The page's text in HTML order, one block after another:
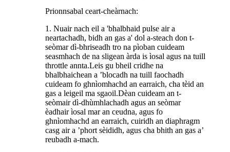
Prionnsabal ceart-cheàrnach:
1. Nuair nach eil a 'bhalbhaid pulse air a
neartachadh, bidh an gas a' dol a-steach don t-
seòmar dì-bhriseadh tro na pìoban cuideam
seasmhach de na sligean àrda is ìosal agus na tuill
throttle annta.Leis gu bheil cridhe na
bhalbhaichean a ’blocadh na tuill faochadh
cuideam fo ghnìomhachd an earraich, cha tèid an
gas a leigeil ma sgaoil.Dèan cuideam an t-
seòmair dì-dhùmhlachadh agus an seòmar
èadhair ìosal mar an ceudna, agus fo
ghnìomhachd an earraich, cuiridh an diaphragm
casg air a ’phort sèididh, agus cha bhith an gas a’
reubadh a-mach.